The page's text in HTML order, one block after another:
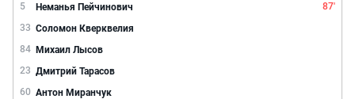
5
Неманья Пейчинович
87'
33 Соломон Кверквелия
84 Михаил Лысов
23 Дмитрий Тарасов
60 Антон Миранчук